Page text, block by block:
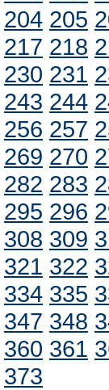
204 205
217 218
230 231
243 244
256 257
269 270
282 283
295 296
308 309
321 322
334 335
347 348
360 361
373